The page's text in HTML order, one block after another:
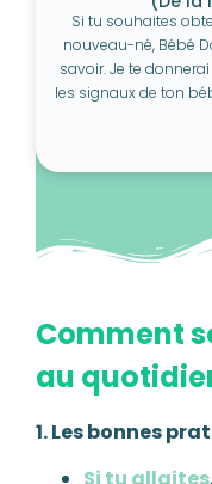
Si tu souhaites
nouveau-né, Bébé
savoir. Je te
les signaux de ton
Comment
au
1. Les bonnes
Si tu allaites